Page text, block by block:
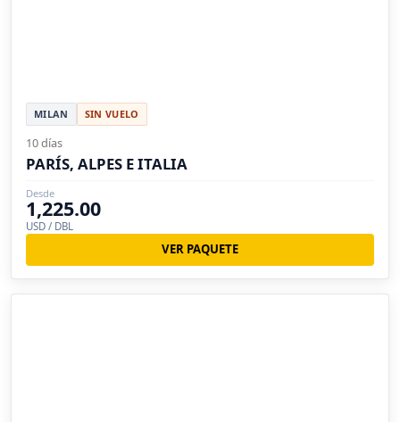
MILAN SIN VUELO
10 días
PARÍS, ALPES E ITALIA
Desde
1,225.00
USD / DBL
VER PAQUETE